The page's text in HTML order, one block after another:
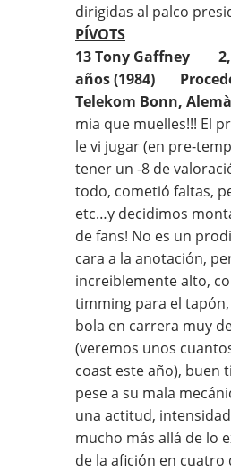
dirigidas al palco
PÍVOTS
13 Tony Gaffney
años (1984)
Telekom Bonn,
mia que muelles!!! El
le vi jugar (en pre-
tener un -8 de
todo, cometió faltas,
etc…y decidimos
de fans! No es un
cara a la anotación,
increiblemente alto,
timming para el
bola en carrera muy
(veremos unos
coast este año), buen
pese a su mala
una actitud,
mucho más allá de lo
de la afición en cuatro